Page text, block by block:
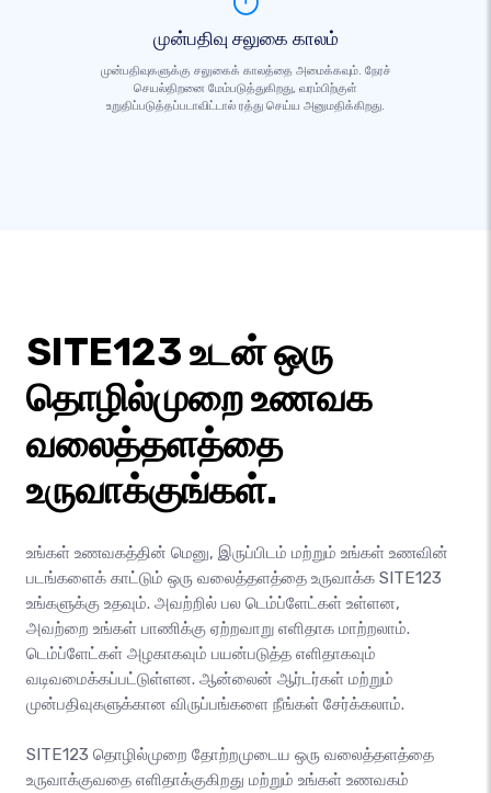
முன்பதிவு சலுகை காலம்
முன்பதிவுகளுக்கு சலுகைக் காலத்தை அமைக்கவும். நேரச்
செயல்திறனை மேம்படுத்துகிறது, வரம்பிற்குள்
உறுதிப்படுத்தப்படாவிட்டால் ரத்து செய்ய அனுமதிக்கிறது.
SITE123 உடன் ஒரு
தொழில்முறை உணவக
வலைத்தளத்தை
உருவாக்குங்கள்.
உங்கள் உணவகத்தின் மெனு, இருப்பிடம் மற்றும் உங்கள் உணவின்
படங்களைக் காட்டும் ஒரு வலைத்தளத்தை உருவாக்க SITE123
உங்களுக்கு உதவும். அவற்றில் பல டெம்ப்ளேட்கள் உள்ளன,
அவற்றை உங்கள் பாணிக்கு ஏற்றவாறு எளிதாக மாற்றலாம்.
டெம்ப்ளேட்கள் அழகாகவும் பயன்படுத்த எளிதாகவும்
வடிவமைக்கப்பட்டுள்ளன. ஆன்லைன் ஆர்டர்கள் மற்றும்
முன்பதிவுகளுக்கான விருப்பங்களை நீங்கள் சேர்க்கலாம்.
SITE123 தொழில்முறை தோற்றமுடைய ஒரு வலைத்தளத்தை
உருவாக்குவதை எளிதாக்குகிறது மற்றும் உங்கள் உணவகம்